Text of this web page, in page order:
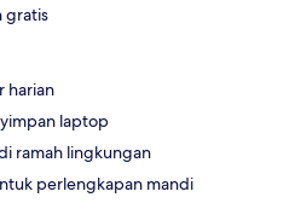
gratis
harian
laptop
ramah lingkungan
perlengkapan mandi